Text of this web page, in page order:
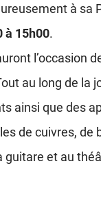
à sa
à 15h00.
l’occasion
au long de la
ainsi que des
de cuivres, de
guitare et au